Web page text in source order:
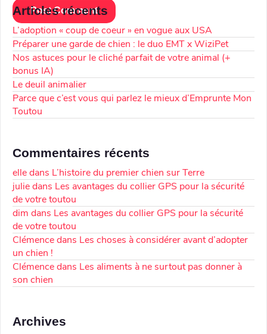
Articles récents
L’adoption « coup de coeur » en vogue aux USA
Préparer une garde de chien : le duo EMT x WiziPet
Nos astuces pour le cliché parfait de votre animal (+
bonus IA)
Le deuil animalier
Parce que c’est vous qui parlez le mieux d’Emprunte Mon
Toutou
Commentaires récents
elledans L’histoire du premier chien sur Terre
juliedans Les avantages du collier GPS pour la sécurité
de votre toutou
dim dans Les avantages du collier GPS pour la sécurité
de votre toutou
Clémencedans Les choses à considérer avant d’adopter
un chien !
Clémencedans Les aliments à ne surtout pas donner à
son chien
Archives